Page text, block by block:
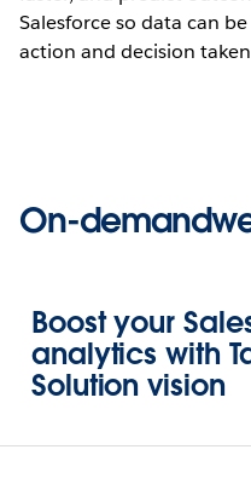
Salesforce so data can
action and decision
On-
Boost your
analytics with
Solution vision